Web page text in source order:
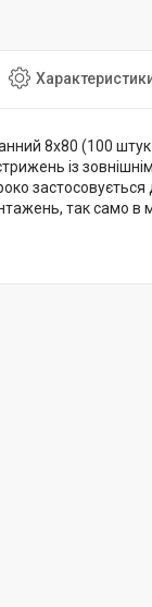
8х80 (100 штук
із
так само в